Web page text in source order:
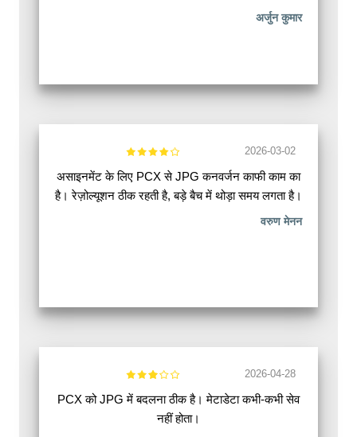
अर्जुन कुमार
2026-03-02
असाइनमेंट के लिए PCX से JPG कनवर्जन काफी काम का
है। रेज़ोल्यूशन ठीक रहती है, बड़े बैच में थोड़ा समय लगता है।
वरुण मेनन
2026-04-28
PCX को JPG में बदलना ठीक है। मेटाडेटा कभी-कभी सेव
नहीं होता।